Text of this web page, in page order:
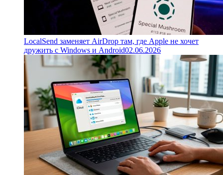
LocalSend заменяет AirDrop там, где Apple не хочет
дружить с Windows и Android02.06.2026